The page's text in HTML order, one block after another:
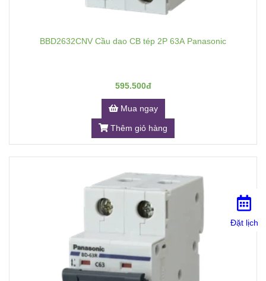
BBD2632CNV Cầu dao CB tép 2P 63A Panasonic
595.500đ
Mua ngay
Thêm giỏ hàng
Đặt lịch